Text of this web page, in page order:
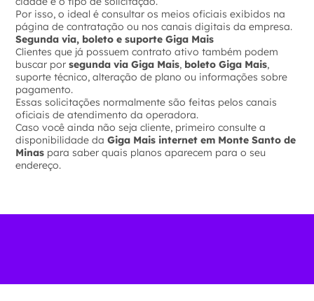
Por isso, o ideal é consultar os meios oficiais exibidos na
página de contratação ou nos canais digitais da empresa.
Segunda via, boleto e suporte Giga Mais
Clientes que já possuem contrato ativo também podem
buscar porsegunda via Giga Mais, boleto Giga Mais,
suporte técnico, alteração de plano ou informações sobre
pagamento.
Essas solicitações normalmente são feitas pelos canais
oficiais de atendimento da operadora.
Caso você ainda não seja cliente, primeiro consulte a
disponibilidade daGiga Mais internet em Monte Santo de
Minas para saber quais planos aparecem para o seu
endereço.